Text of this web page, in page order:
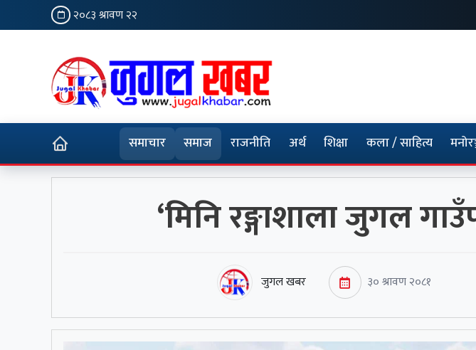
२०८३ श्रावण २२
समाचार समाज राजनीति अर्थ शिक्षा कला / साहित्य
‘मिनि रङ्गाशाला जुगल
जुगल खबर ३० श्रावण २०८१